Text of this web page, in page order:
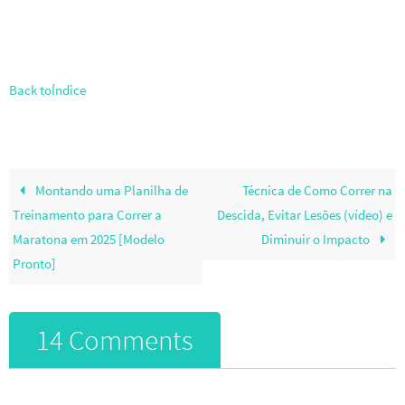
Back toÍndice
Montando uma Planilha de
Treinamento para Correr a
Maratona em 2025 [Modelo
Pronto]
Técnica de Como Correr na
Descida, Evitar Lesões (vídeo) e
Diminuir o Impacto
14 Comments